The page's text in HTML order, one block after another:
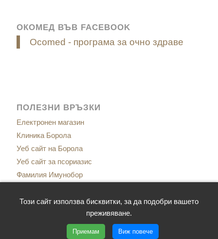
ОКОМЕД ВЪВ FACEBOOK
Ocomed - програма за очно здраве
ПОЛЕЗНИ ВРЪЗКИ
Електронен магазин
Клиника Борола
Уеб сайт на Борола
Уеб сайт за псориазис
Фамилия Имунобор
Сайт за имунитет
Този сайт използва бисквитки, за да подобри вашето
преживяване.
Приемам Виж повече